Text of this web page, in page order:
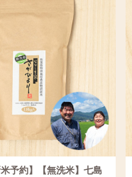
米予約】【無洗米】七島